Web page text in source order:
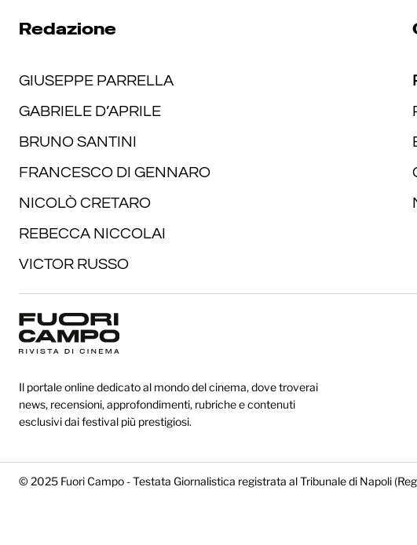
Il portale online dedicato al mondo del cinema, dove troverai
news, recensioni, approfondimenti, rubriche e contenuti
esclusivi dai festival più prestigiosi.
Redazione
GIUSEPPE PARRELLA
GABRIELE D’APRILE
BRUNO SANTINI
FRANCESCO DI GENNARO
NICOLÒ CRETARO
REBECCA NICCOLAI
VICTOR RUSSO
© 2025 Fuori Campo - Testata Giornalistica registrata al Tribunale di Napoli